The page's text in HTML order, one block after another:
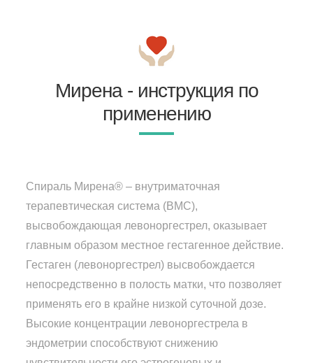
Мирена - инструкция по
применению
Спираль Мирена® – внутриматочная
терапевтическая система (ВМС),
высвобождающая левоноргестрел, оказывает
главным образом местное гестагенное действие.
Гестаген (левоноргестрел) высвобождается
непосредственно в полость матки, что позволяет
применять его в крайне низкой суточной дозе.
Высокие концентрации левоноргестрела в
эндометрии способствуют снижению